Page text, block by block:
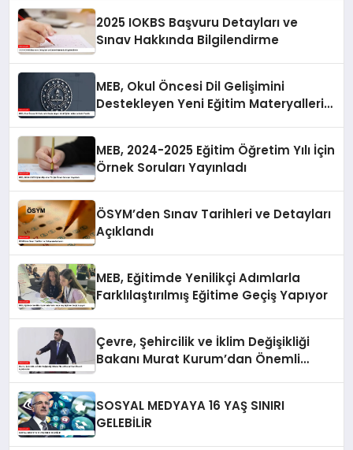
2025 IOKBS Başvuru Detayları ve
Sınav Hakkında Bilgilendirme
MEB, Okul Öncesi Dil Gelişimini
Destekleyen Yeni Eğitim Materyallerini
MEB, 2024-2025 Eğitim Öğretim Yılı İçin
Örnek Soruları Yayınladı
ÖSYM’den Sınav Tarihleri ve Detayları
Açıklandı
MEB, Eğitimde Yenilikçi Adımlarla
Farklılaştırılmış Eğitime Geçiş Yapıyor
Çevre, Şehircilik ve İklim Değişikliği
Bakanı Murat Kurum’dan Önemli
SOSYAL MEDYAYA 16 YAŞ SINIRI
GELEBİLİR